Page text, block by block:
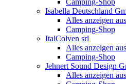
Camping-Shop
Isabella Deutschland
Alles anzeigen
Camping-Shop
ItalColven srl
Alles anzeigen
Camping-Shop
Jehnert Sound Design
Alles anzeigen